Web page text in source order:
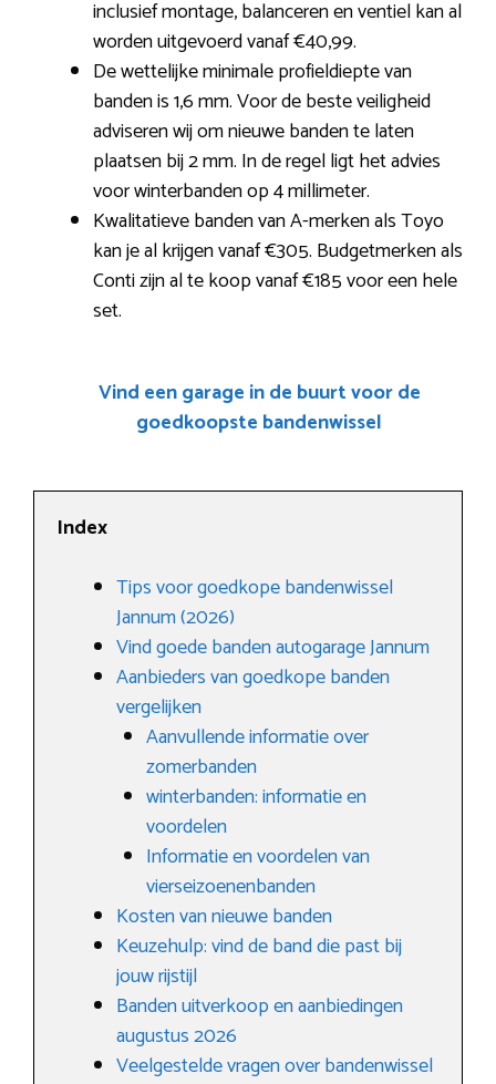
inclusief montage, balanceren en ventiel kan al
worden uitgevoerd vanaf €40,99.
De wettelijke minimale profieldiepte van
banden is 1,6 mm. Voor de beste veiligheid
adviseren wij om nieuwe banden te laten
plaatsen bij 2 mm. In de regel ligt het advies
voor winterbanden op 4 millimeter.
Kwalitatieve banden van A-merken als Toyo
kan je al krijgen vanaf €305. Budgetmerken als
Conti zijn al te koop vanaf €185 voor een hele
set.
Vind een garage in de buurt voor de
goedkoopste bandenwissel
Index
Tips voor goedkope bandenwissel
Jannum (2026)
Vind goede banden autogarage Jannum
Aanbieders van goedkope banden
vergelijken
Aanvullende informatie over
zomerbanden
winterbanden: informatie en
voordelen
Informatie en voordelen van
vierseizoenenbanden
Kosten van nieuwe banden
Keuzehulp: vind de band die past bij
jouw rijstijl
Banden uitverkoop en aanbiedingen
augustus 2026
Veelgestelde vragen over bandenwissel